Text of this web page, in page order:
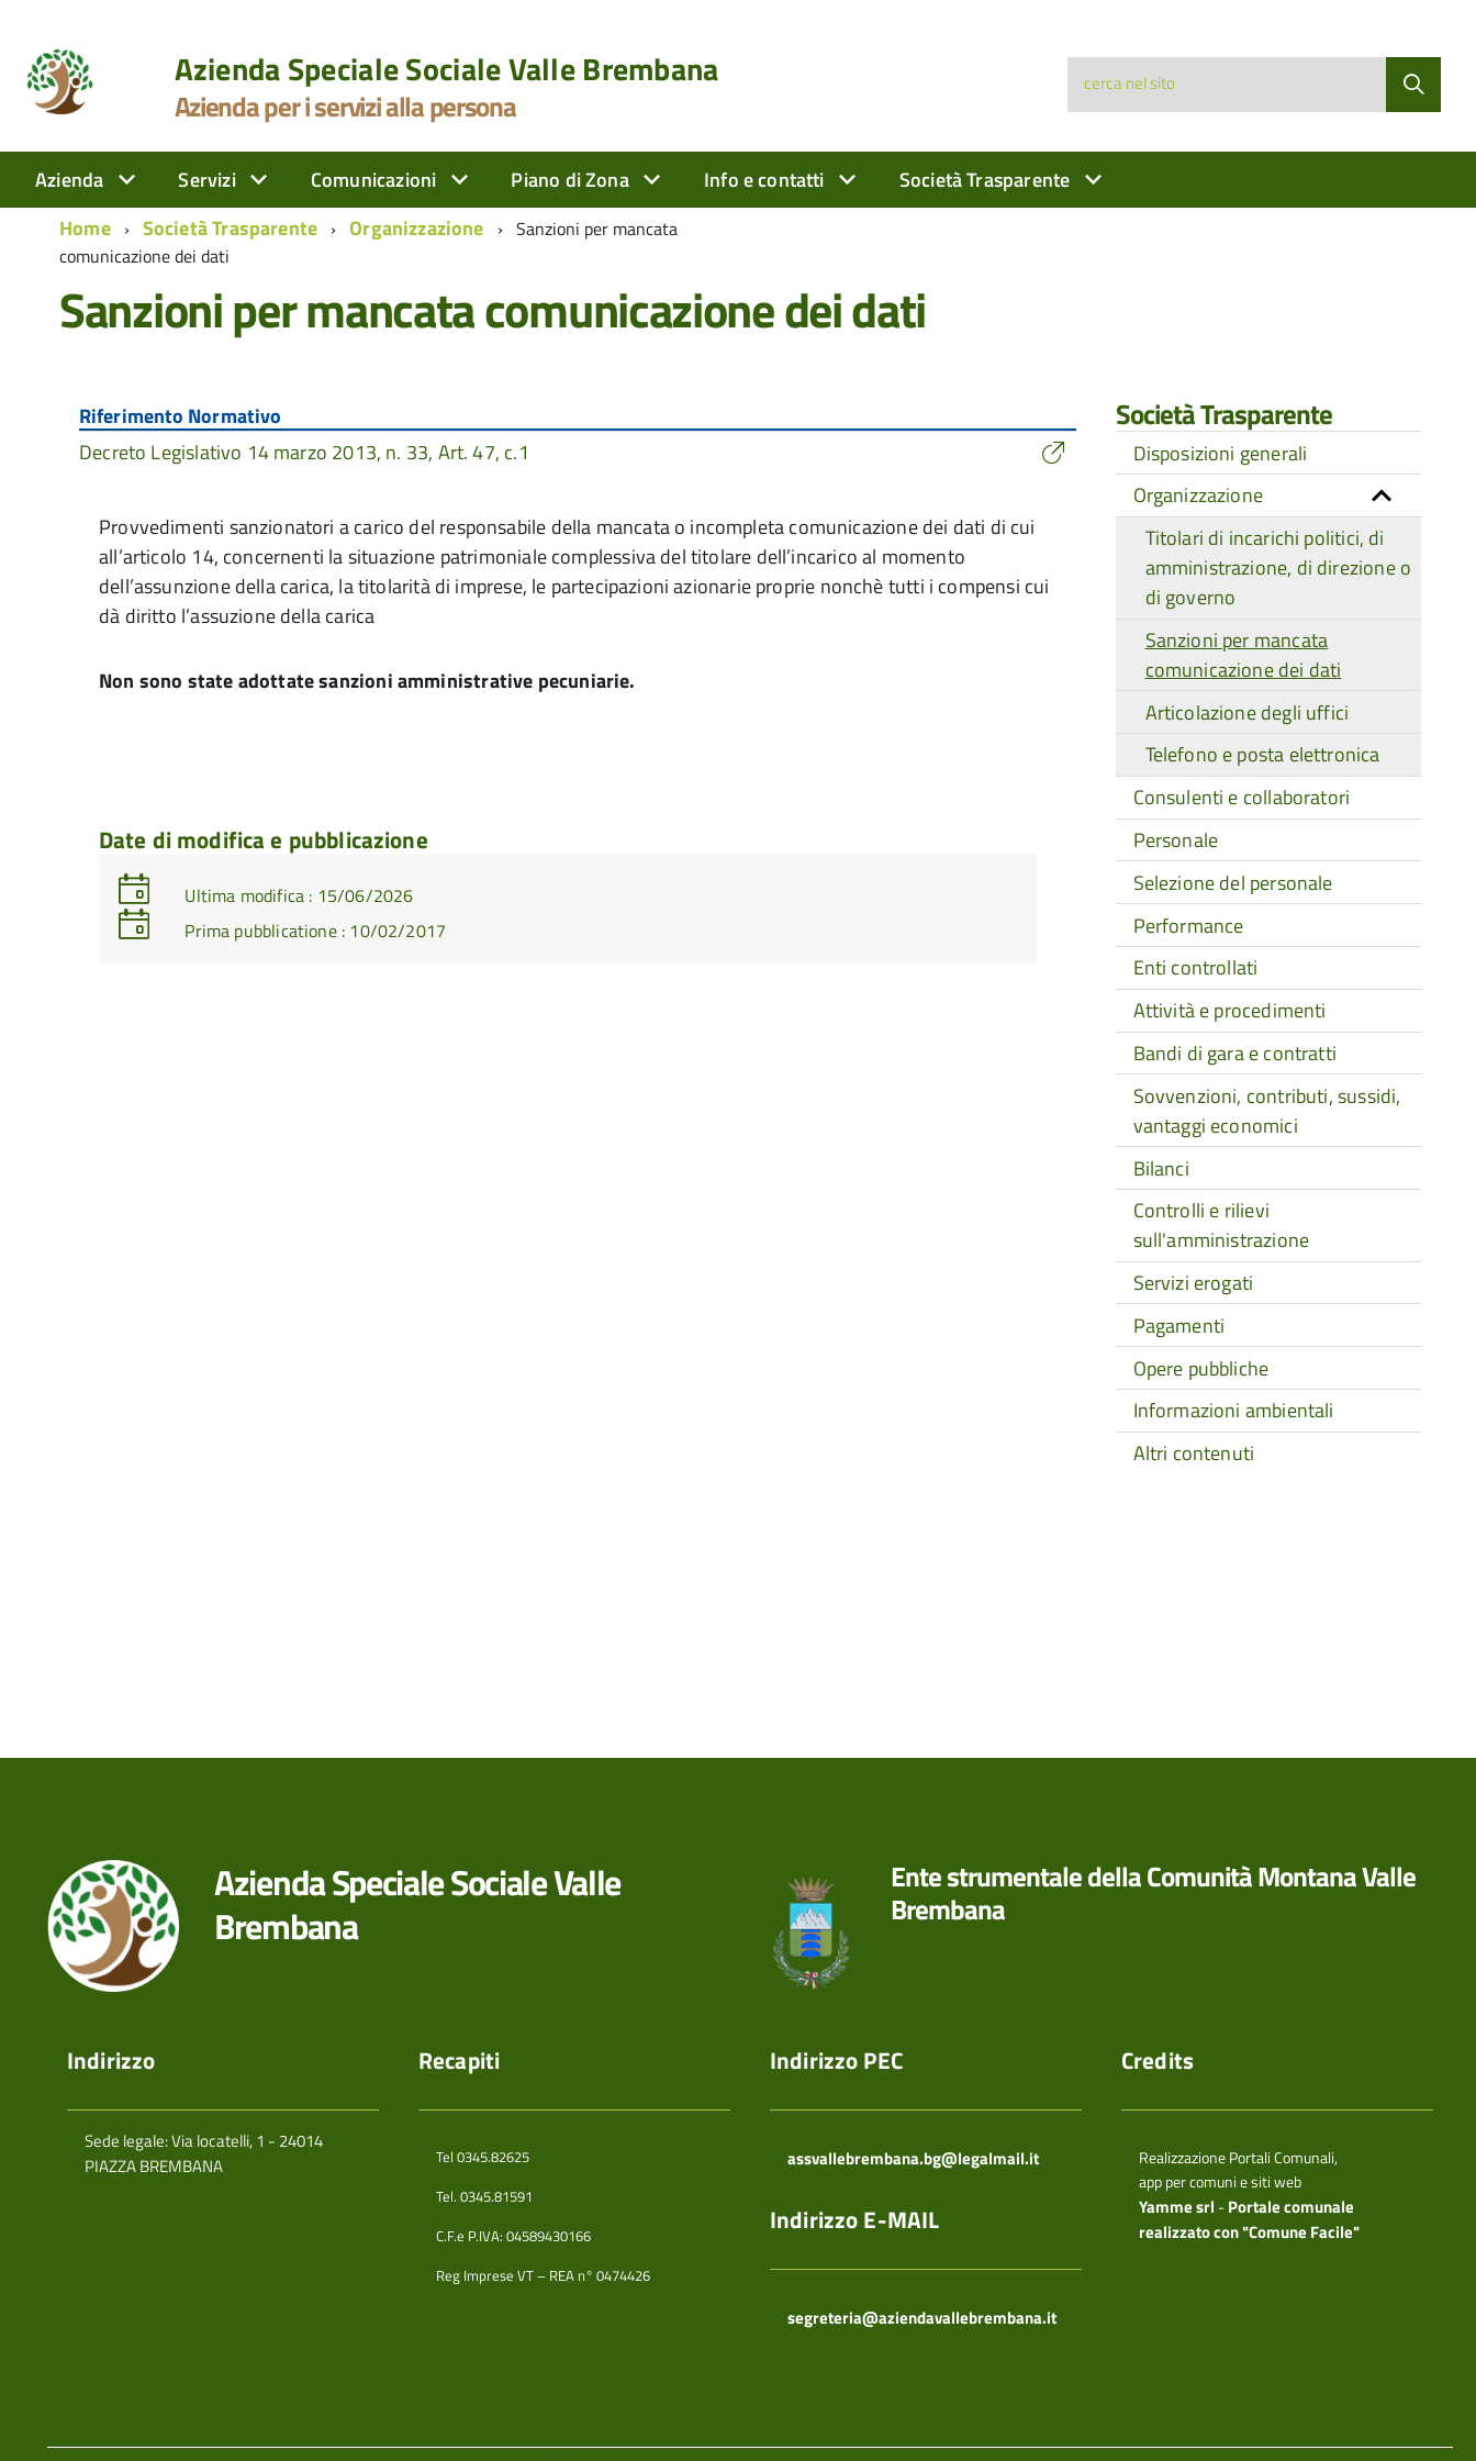
Azienda Speciale Sociale Valle Brembana
Azienda per i servizi alla persona
cerca nel sito
Azienda Servizi Comunicazioni Piano di Zona Info e contatti
Società Trasparente
Home
Società Trasparente Organizzazione
Sanzioni per mancata
comunicazione dei dati
Sanzioni per mancata comunicazione dei dati
Riferimento Normativo
Decreto Legislativo 14 marzo 2013, n. 33, Art. 47, c.1
Provvedimenti sanzionatori a carico del responsabile della mancata o incompleta comunicazione dei dati di cui
all’articolo 14, concernenti la situazione patrimoniale complessiva del titolare dell’incarico al momento
dell’assunzione della carica, la titolarità di imprese, le partecipazioni azionarie proprie nonchè tutti i compensi cui
dà diritto l’assuzione della carica
Non sono state adottate sanzioni amministrative pecuniarie.
Date di modifica e pubblicazione
Ultima modifica : 15/06/2026
Prima pubblicatione : 10/02/2017
Società Trasparente
Disposizioni generali
Organizzazione
Titolari di incarichi politici, di
amministrazione, di direzione o
di governo
Sanzioni per mancata
comunicazione dei dati
Articolazione degli uffici
Telefono e posta elettronica
Consulenti e collaboratori
Personale
Selezione del personale
Performance
Enti controllati
Attività e procedimenti
Bandi di gara e contratti
Sovvenzioni, contributi, sussidi,
vantaggi economici
Bilanci
Controlli e rilievi
sull'amministrazione
Servizi erogati
Pagamenti
Opere pubbliche
Informazioni ambientali
Altri contenuti
Azienda Speciale Sociale Valle
Brembana
Ente strumentale della Comunità Montana Valle
Brembana
Indirizzo
Sede legale: Via locatelli, 1 - 24014
PIAZZA BREMBANA
Recapiti
Tel 0345.82625
Tel. 0345.81591
C.F.e P.IVA: 04589430166
Reg Imprese VT – REA n° 0474426
Indirizzo PEC
assvallebrembana.bg@legalmail.it
Indirizzo E-MAIL
segreteria@aziendavallebrembana.it
Credits
Realizzazione Portali Comunali,
app per comuni e siti web
Yamme srl -Portale comunale
realizzato con "Comune Facile"